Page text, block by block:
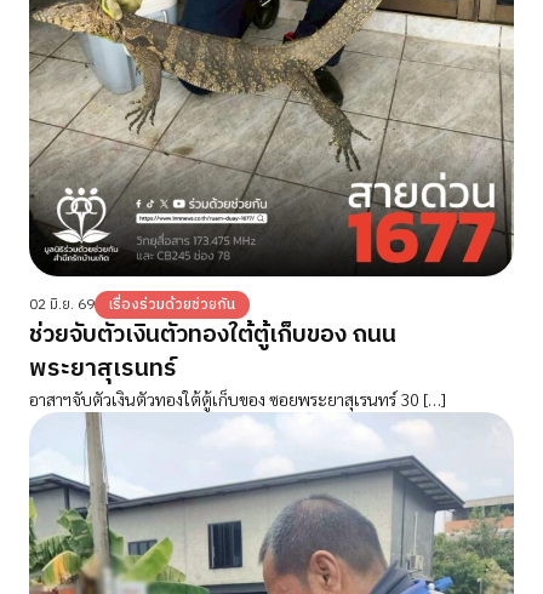
02 มิ.ย. 69 เรื่องร่วมด้วยช่วยกัน
ช่วยจับตัวเงินตัวทองใต้ตู้เก็บของ ถนน
พระยาสุเรนทร์
อาสาฯจับตัวเงินตัวทองใต้ตู้เก็บของ ซอยพระยาสุเรนทร์ 30 […]